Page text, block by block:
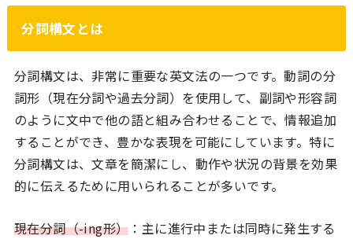
分詞構文とは
分詞構文は、非常に重要な英文法の一つです。動詞の分
詞形（現在分詞や過去分詞）を使用して、副詞や形容詞
のように文中で他の語と組み合わせることで、情報追加
することができ、豊かな表現を可能にしています。特に
分詞構文は、文章を簡潔にし、動作や状況の背景を効果
的に伝えるために用いられることが多いです。
現在分詞（-ing形） ：主に進行中または同時に発生する